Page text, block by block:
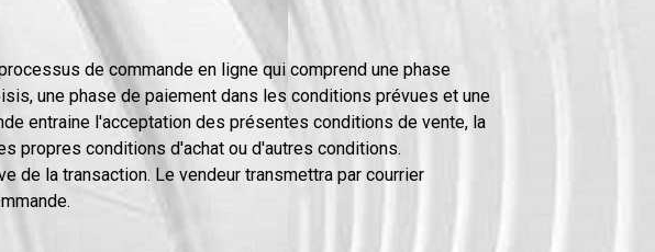
de commande en ligne qui comprend une phase
une phase de paiement dans les conditions prévues et une
entraine l'acceptation des présentes conditions de vente, la
propres conditions d'achat ou d'autres conditions.
de la transaction. Le vendeur transmettra par courrier